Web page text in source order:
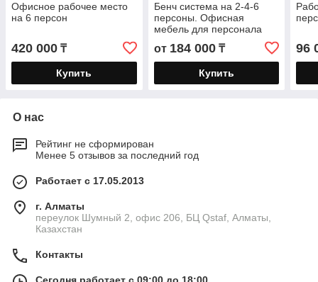
Офисное рабочее место
на 6 персон
420 000 ₸
Купить
Бенч система на 2-4-6
персоны. Офисная
мебель для персонала
от 184 000₸
Купить
96
О нас
Рейтинг не сформирован
Менее 5 отзывов за последний год
Работает с 17.05.2013
г. Алматы
переулок Шумный 2, офис 206, БЦ Qstaf, Алматы,
Казахстан
Контакты